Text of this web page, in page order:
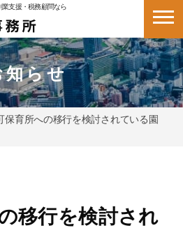
支援・税務顧問なら
知らせ
保育所への移行を検討されている園
移行を検討され